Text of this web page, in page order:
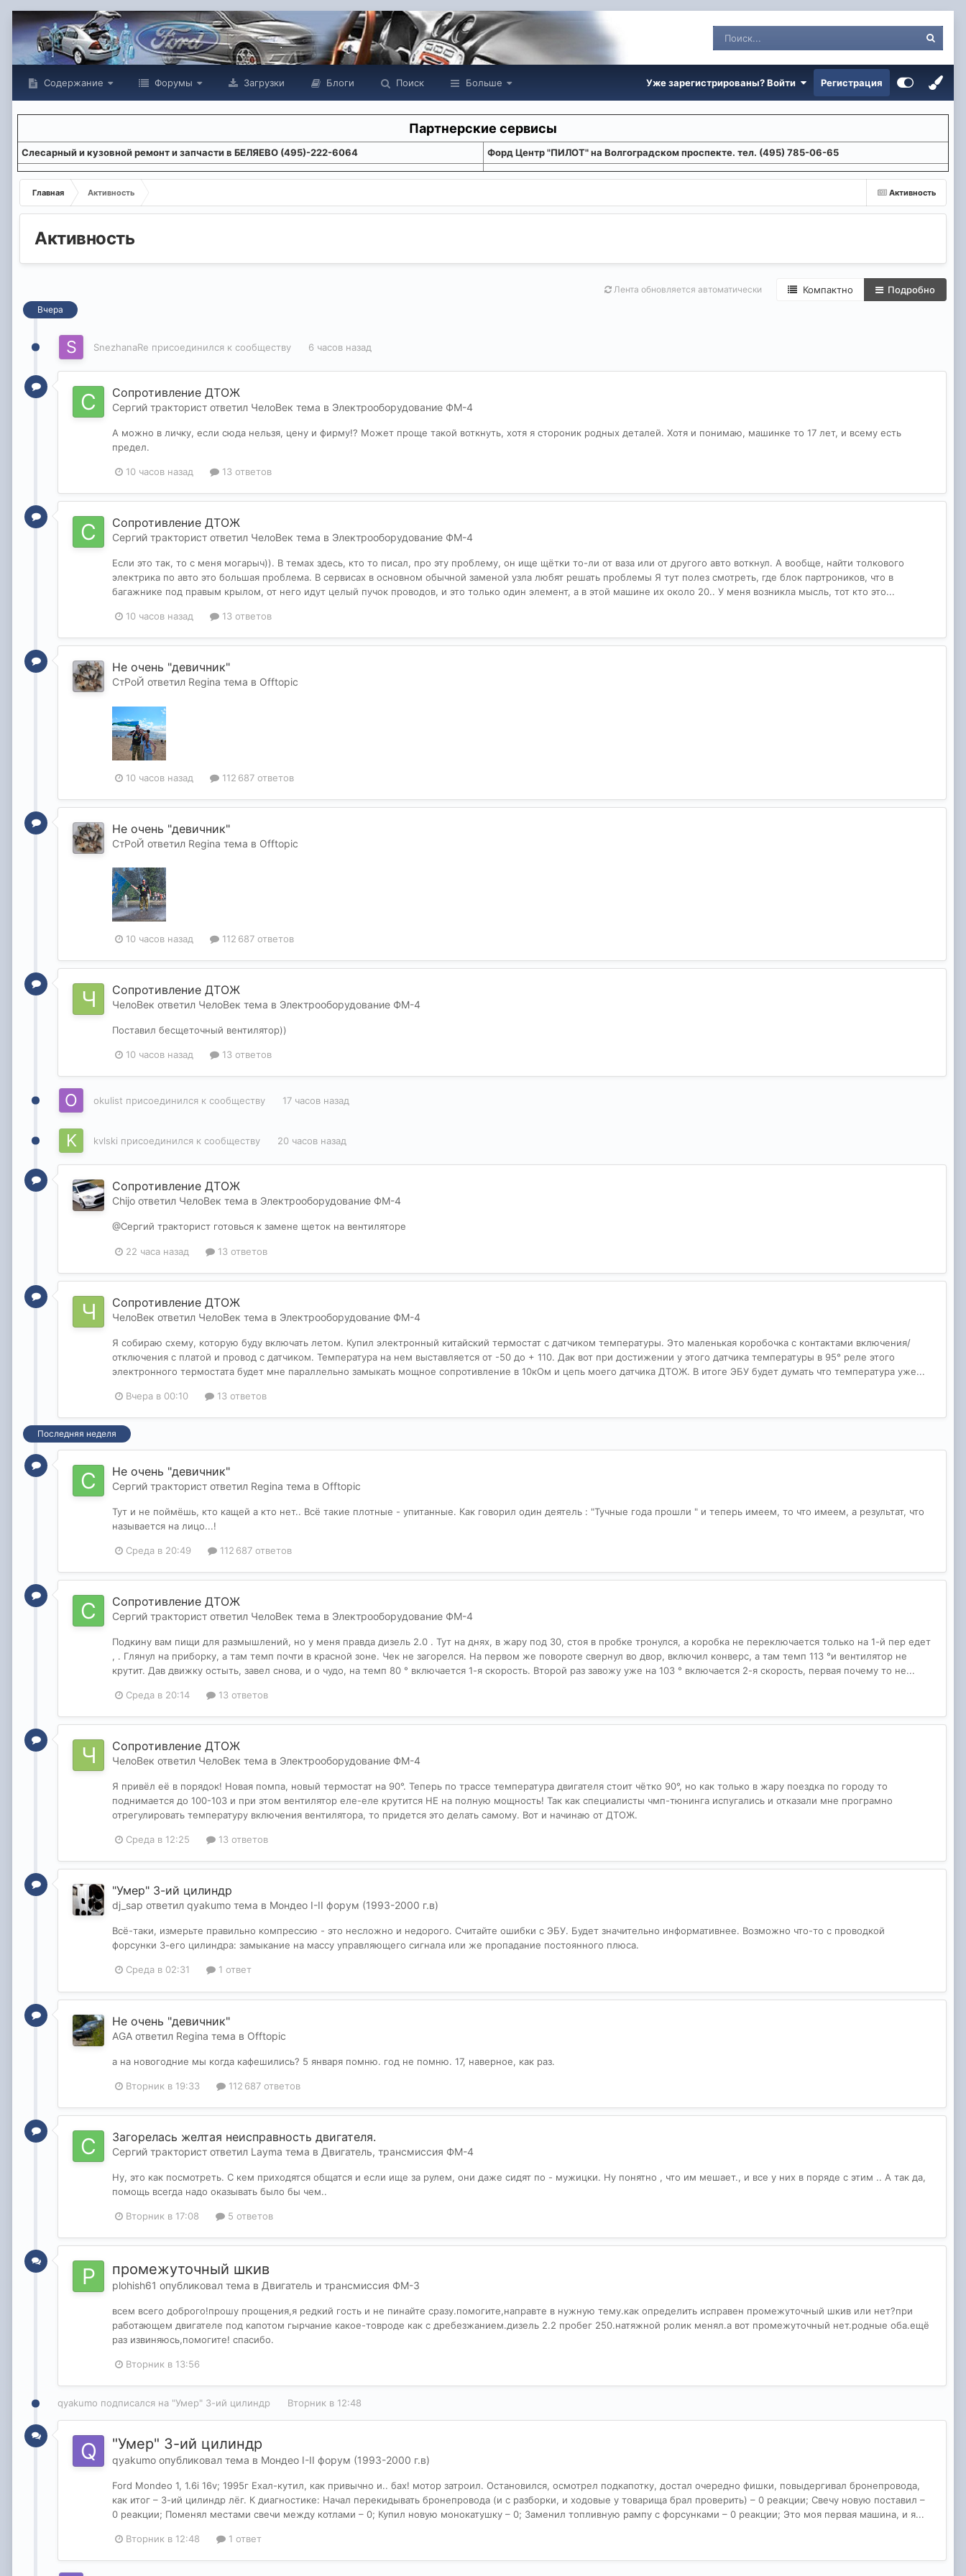
Содержание Форумы Загрузки Блоги Поиск Больше Уже зарегистрированы? Войти Регистрация
Партнерские сервисы
Слесарный и кузовной ремонт и запчасти в БЕЛЯЕВО (495)-222-6064 Форд Центр "ПИЛОТ" на Волгоградском проспекте. тел. (495) 785-06-65
Активность
Главная Активность
Активность
Лента обновляется автоматически Компактно Подробно
Вчера
SnezhanaRe присоединился к сообществу 6 часов назад
Сопротивление ДТОЖ
Сергий тракторист ответил ЧелоВек тема в Электрооборудование ФМ-4
А можно в личку, если сюда нельзя, цену и фирму!? Может проще такой воткнуть, хотя я стороник родных деталей. Хотя и понимаю, машинке то 17 лет, и всему есть
предел.
10 часов назад 13 ответов
Сопротивление ДТОЖ
Сергий тракторист ответил ЧелоВек тема в Электрооборудование ФМ-4
Если это так, то с меня могарыч)). В темах здесь, кто то писал, про эту проблему, он ище щётки то-ли от ваза или от другого авто воткнул. А вообще, найти толкового
электрика по авто это большая проблема. В сервисах в основном обычной заменой узла любят решать проблемы Я тут полез смотреть, где блок партроников, что в
багажнике под правым крылом, от него идут целый пучок проводов, и это только один элемент, а в этой машине их около 20.. У меня возникла мысль, тот кто это...
10 часов назад 13 ответов
Не очень "девичник"
СтРоЙ ответил Regina тема в Offtopic
10 часов назад 112 687 ответов
Не очень "девичник"
СтРоЙ ответил Regina тема в Offtopic
10 часов назад 112 687 ответов
Сопротивление ДТОЖ
ЧелоВек ответил ЧелоВек тема в Электрооборудование ФМ-4
Поставил бесщеточный вентилятор))
10 часов назад 13 ответов
okulist присоединился к сообществу 17 часов назад
kvlski присоединился к сообществу 20 часов назад
Сопротивление ДТОЖ
Chijo ответил ЧелоВек тема в Электрооборудование ФМ-4
@Сергий тракторист готовься к замене щеток на вентиляторе
22 часа назад 13 ответов
Сопротивление ДТОЖ
ЧелоВек ответил ЧелоВек тема в Электрооборудование ФМ-4
Я собираю схему, которую буду включать летом. Купил электронный китайский термостат с датчиком температуры. Это маленькая коробочка с контактами включения/
отключения с платой и провод с датчиком. Температура на нем выставляется от -50 до + 110. Дак вот при достижении у этого датчика температуры в 95° реле этого
электронного термостата будет мне параллельно замыкать мощное сопротивление в 10кОм и цепь моего датчика ДТОЖ. В итоге ЭБУ будет думать что температура уже...
Вчера в 00:10 13 ответов
Последняя неделя
Не очень "девичник"
Сергий тракторист ответил Regina тема в Offtopic
Тут и не поймёшь, кто кащей а кто нет.. Всё такие плотные - упитанные. Как говорил один деятель : "Тучные года прошли " и теперь имеем, то что имеем, а результат, что
называется на лицо...!
Среда в 20:49 112 687 ответов
Сопротивление ДТОЖ
Сергий тракторист ответил ЧелоВек тема в Электрооборудование ФМ-4
Подкину вам пищи для размышлений, но у меня правда дизель 2.0 . Тут на днях, в жару под 30, стоя в пробке тронулся, а коробка не переключается только на 1-й пер едет
, . Глянул на приборку, а там темп почти в красной зоне. Чек не загорелся. На первом же повороте свернул во двор, включил конверс, а там темп 113 °и вентилятор не
крутит. Дав движку остыть, завел снова, и о чудо, на темп 80 ° включается 1-я скорость. Второй раз завожу уже на 103 ° включается 2-я скорость, первая почему то не...
Среда в 20:14 13 ответов
Сопротивление ДТОЖ
ЧелоВек ответил ЧелоВек тема в Электрооборудование ФМ-4
Я привёл её в порядок! Новая помпа, новый термостат на 90°. Теперь по трассе температура двигателя стоит чётко 90°, но как только в жару поездка по городу то
поднимается до 100-103 и при этом вентилятор еле-еле крутится НЕ на полную мощность! Так как специалисты чмп-тюнинга испугались и отказали мне програмно
отрегулировать температуру включения вентилятора, то придется это делать самому. Вот и начинаю от ДТОЖ.
Среда в 12:25 13 ответов
"Умер" 3-ий цилиндр
dj_sap ответил qyakumo тема в Мондео I-II форум (1993-2000 г.в)
Всё-таки, измерьте правильно компрессию - это несложно и недорого. Считайте ошибки с ЭБУ. Будет значительно информативнее. Возможно что-то с проводкой
форсунки 3-его цилиндра: замыкание на массу управляющего сигнала или же пропадание постоянного плюса.
Среда в 02:31 1 ответ
Не очень "девичник"
AGA ответил Regina тема в Offtopic
а на новогодние мы когда кафешились? 5 января помню. год не помню. 17, наверное, как раз.
Вторник в 19:33 112 687 ответов
Загорелась желтая неисправность двигателя.
Сергий тракторист ответил Layma тема в Двигатель, трансмиссия ФМ-4
Ну, это как посмотреть. С кем приходятся общатся и если ище за рулем, они даже сидят по - мужицки. Ну понятно , что им мешает., и все у них в поряде с этим .. А так да,
помощь всегда надо оказывать было бы чем..
Вторник в 17:08 5 ответов
промежуточный шкив
plohish61 опубликовал тема в Двигатель и трансмиссия ФМ-3
всем всего доброго!прошу прощения,я редкий гость и не пинайте сразу.помогите,направте в нужную тему.как определить исправен промежуточный шкив или нет?при
работающем двигателе под капотом гырчание какое-товроде как с дребезжанием.дизель 2.2 пробег 250.натяжной ролик менял.а вот промежуточный нет.родные оба.ещё
раз извиняюсь,помогите! спасибо.
Вторник в 13:56
qyakumo подписался на "Умер" 3-ий цилиндр Вторник в 12:48
"Умер" 3-ий цилиндр
qyakumo опубликовал тема в Мондео I-II форум (1993-2000 г.в)
Ford Mondeo 1, 1.6i 16v; 1995г Ехал-кутил, как привычно и.. бах! мотор затроил. Остановился, осмотрел подкапотку, достал очередно фишки, повыдергивал бронепровода,
как итог – 3-ий цилиндр лёг. К диагностике: Начал перекидывать бронепровода (и с разборки, и ходовые у товарища брал проверить) – 0 реакции; Свечу новую поставил –
0 реакции; Поменял местами свечи между котлами – 0; Купил новую монокатушку – 0; Заменил топливную рампу с форсунками – 0 реакции; Это моя первая машина, и я...
Вторник в 12:48 1 ответ